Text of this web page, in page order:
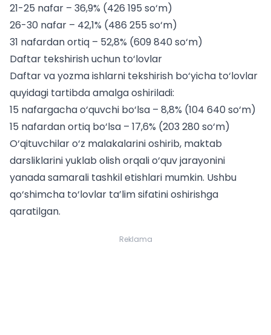
21-25 nafar – 36,9% (426 195 so‘m)
26-30 nafar – 42,1% (486 255 so‘m)
31 nafardan ortiq – 52,8% (609 840 so‘m)
Daftar tekshirish uchun to‘lovlar
Daftar va yozma ishlarni tekshirish bo‘yicha to‘lovlar
quyidagi tartibda amalga oshiriladi:
15 nafargacha o‘quvchi bo‘lsa – 8,8% (104 640 so‘m)
15 nafardan ortiq bo‘lsa – 17,6% (203 280 so‘m)
O‘qituvchilar o‘z malakalarini oshirib, maktab
darsliklarini yuklab olishorqali o‘quv jarayonini
yanada samarali tashkil etishlari mumkin. Ushbu
qo‘shimcha to‘lovlar ta’lim sifatini oshirishga
qaratilgan.
Reklama